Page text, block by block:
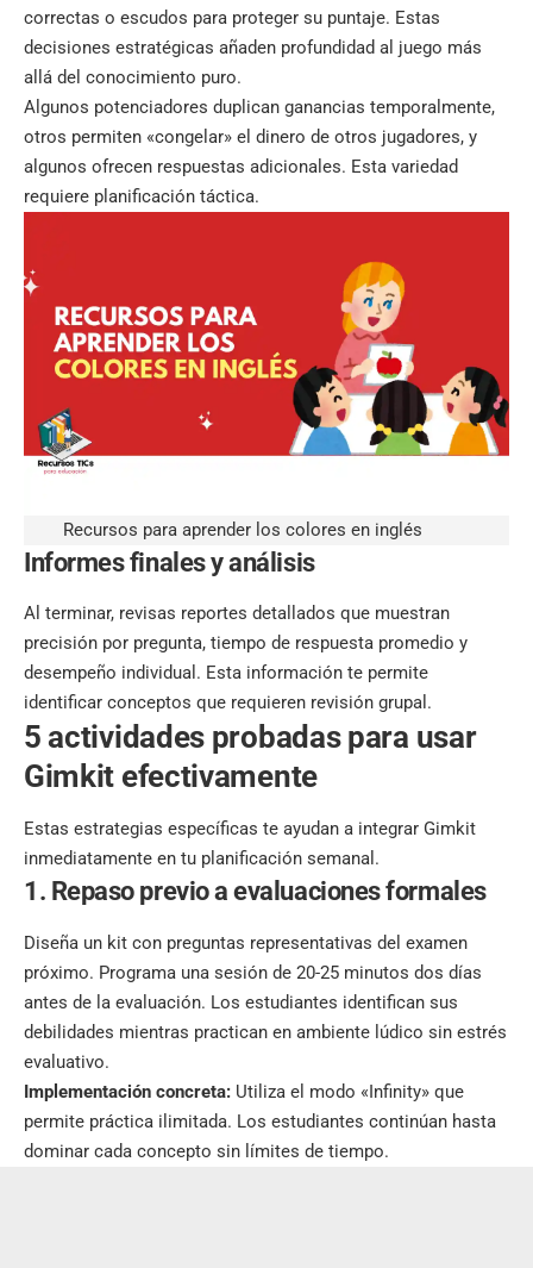
correctas o escudos para proteger su puntaje. Estas
decisiones estratégicas añaden profundidad al juego más
allá del conocimiento puro.
Algunos potenciadores duplican ganancias temporalmente,
otros permiten «congelar» el dinero de otros jugadores, y
algunos ofrecen respuestas adicionales. Esta variedad
requiere planificación táctica.
Recursos para aprender los colores en inglés
Informes finales y análisis
Al terminar, revisas reportes detallados que muestran
precisión por pregunta, tiempo de respuesta promedio y
desempeño individual. Esta información te permite
identificar conceptos que requieren revisión grupal.
5 actividades probadas para usar
Gimkit efectivamente
Estas estrategias específicas te ayudan a integrar Gimkit
inmediatamente en tu planificación semanal.
1. Repaso previo a evaluaciones formales
Diseña un kit con preguntas representativas del examen
próximo. Programa una sesión de 20-25 minutos dos días
antes de la evaluación. Los estudiantes identifican sus
debilidades mientras practican en ambiente lúdico sin estrés
evaluativo.
Implementación concreta: Utiliza el modo «Infinity» que
permite práctica ilimitada. Los estudiantes continúan hasta
dominar cada concepto sin límites de tiempo.